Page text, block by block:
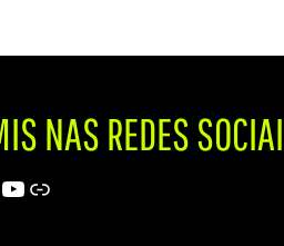
NAS REDES
Youtube
Trip Advisor